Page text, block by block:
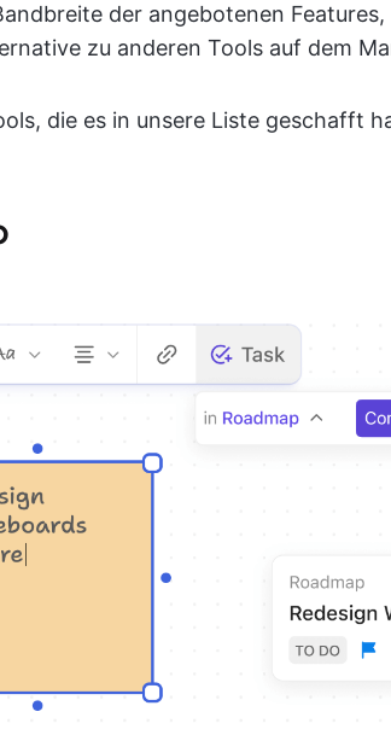
der angebotenen
zu anderen Tools auf dem
die es in unsere Liste geschafft